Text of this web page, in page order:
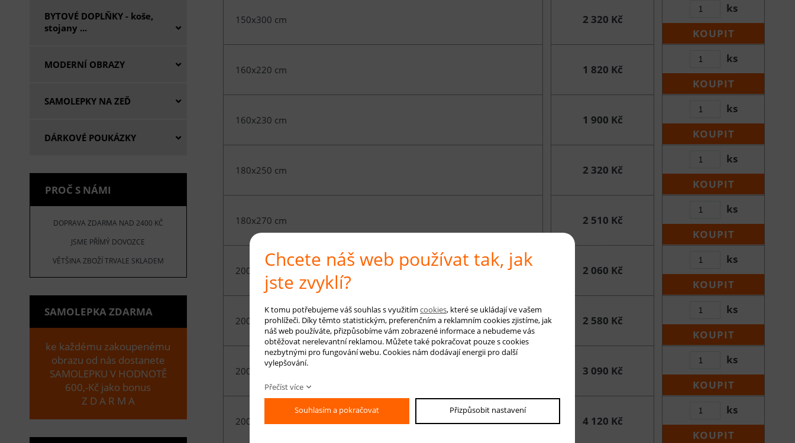
BYTOVÉ DOPLŇKY - koše,
stojany ...
MODERNÍ OBRAZY
SAMOLEPKY NA ZEĎ
DÁRKOVÉ POUKÁZKY
PROČ S NÁMI
DOPRAVA ZDARMA NAD 2400 KČ
JSME PŘÍMÝ DOVOZCE
VĚTŠINA ZBOŽÍ TRVALE SKLADEM
SAMOLEPKA ZDARMA
ke každému zakoupenému
obrazu od nás dostanete
SAMOLEPKU V HODNOTĚ
600,-Kč jako bonus
Z D A R M A
150x300 cm 2 320 Kč
ks
KOUPIT
160x220 cm 1 820 Kč
ks
KOUPIT
160x230 cm 1 900 Kč
ks
KOUPIT
180x250 cm 2 320 Kč
ks
KOUPIT
180x270 cm 2 510 Kč
ks
KOUPIT
200x200 cm 2 060 Kč
ks
KOUPIT
200x250 cm 2 580 Kč
ks
KOUPIT
200x300 cm 3 090 Kč
ks
KOUPIT
200x400 cm 4 120 Kč
ks
KOUPIT
Chcete náš web používat tak, jak
jste zvyklí?
K tomu potřebujeme váš souhlas s využitím cookies, které se ukládají ve vašem
prohlížeči. Díky těmto statistickým, preferenčním a reklamním cookies zjistíme, jak
náš web používáte, přizpůsobíme vám zobrazené informace a nebudeme vás
obtěžovat nerelevantní reklamou. Můžete také pokračovat pouze s cookies
nezbytnými pro fungování webu. Cookies nám dodávají energii pro další
vylepšování.
Přečíst více
Souhlasím a pokračovat Přizpůsobit nastavení